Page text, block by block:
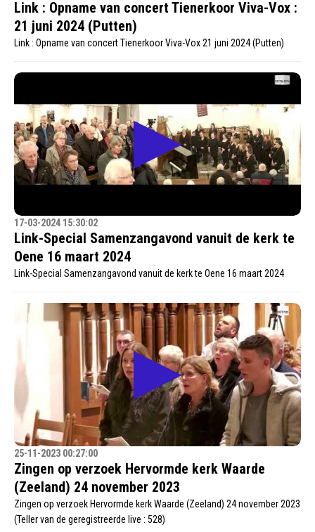
Link : Opname van concert Tienerkoor Viva-Vox :
21 juni 2024 (Putten)
Link : Opname van concert Tienerkoor Viva-Vox 21 juni 2024 (Putten)
17-03-2024 15:30:02
Link-Special Samenzangavond vanuit de kerk te
Oene 16 maart 2024
Link-Special Samenzangavond vanuit de kerk te Oene 16 maart 2024
25-11-2023 00:27:00
Zingen op verzoek Hervormde kerk Waarde
(Zeeland) 24 november 2023
Zingen op verzoek Hervormde kerk Waarde (Zeeland) 24 november 2023
(Teller van de geregistreerde live : 528)